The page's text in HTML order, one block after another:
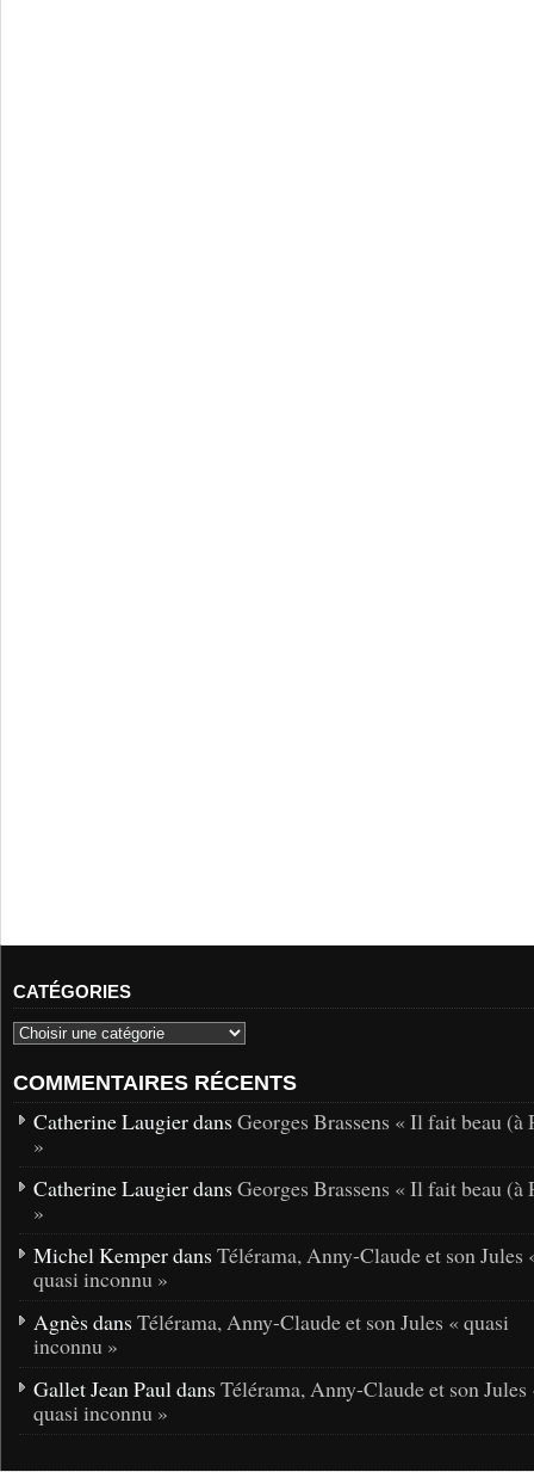
CATÉGORIES
COMMENTAIRES RÉCENTS
Catherine Laugier dans Georges Brassens « Il fait beau (à
»
Catherine Laugier dans Georges Brassens « Il fait beau (à
»
Michel Kemper dans Télérama, Anny-Claude et son Jules
quasi inconnu »
Agnès dans Télérama, Anny-Claude et son Jules « quasi
inconnu »
Gallet Jean Paul dans Télérama, Anny-Claude et son Jules
quasi inconnu »